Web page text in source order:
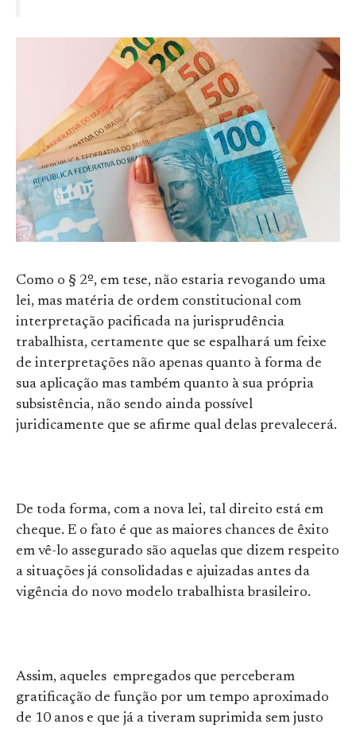
Como o § 2º, em tese, não estaria revogando uma
lei, mas matéria de ordem constitucional com
interpretação pacificada na jurisprudência
trabalhista, certamente que se espalhará um feixe
de interpretações não apenas quanto à forma de
sua aplicação mas também quanto à sua própria
subsistência, não sendo ainda possível
juridicamente que se afirme qual delas prevalecerá.
De toda forma, com a nova lei, tal direito está em
cheque. E o fato é que as maiores chances de êxito
em vê-lo assegurado são aquelas que dizem respeito
a situações já consolidadas e ajuizadas antes da
vigência do novo modelo trabalhista brasileiro.
Assim, aqueles empregados que perceberam
gratificação de função por um tempo aproximado
de 10 anos e que já a tiveram suprimida sem justo